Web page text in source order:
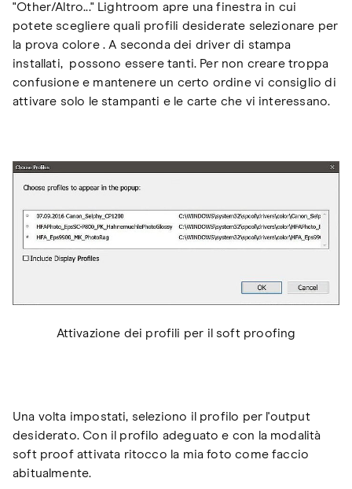
"Other/Altro..." Lightroom apre una finestra in cui
potete scegliere quali profili desiderate selezionare per
la prova colore . A seconda dei driver di stampa
installati, possono essere tanti. Per non creare troppa
confusione e mantenere un certo ordine vi consiglio di
attivare solo le stampanti e le carte che vi interessano.
Attivazione dei profili per il soft proofing
Una volta impostati, seleziono il profilo per l'output
desiderato. Con il profilo adeguato e con la modalità
soft proof attivata ritocco la mia foto come faccio
abitualmente.